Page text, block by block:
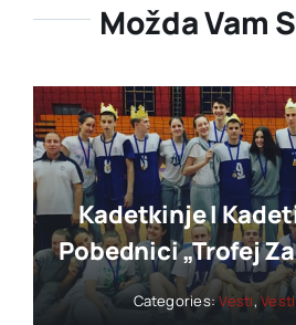
Možda Vam
Kadetkinje I
Pobednici „trofej
Categories:Vesti,